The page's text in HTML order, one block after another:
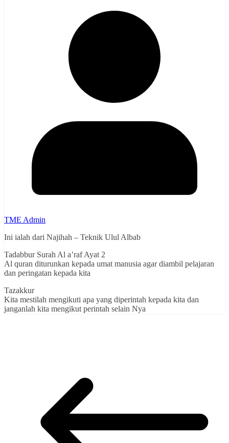
TME Admin
Ini ialah dari Najihah – Teknik Ulul Albab
Tadabbur Surah Al a’raf Ayat 2
Al quran diturunkan kepada umat manusia agar diambil pelajaran
dan peringatan kepada kita
Tazakkur
Kita mestilah mengikuti apa yang diperintah kepada kita dan
janganlah kita mengikut perintah selain Nya